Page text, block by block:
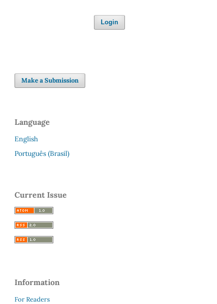
Login
Make a Submission
Language
English
Português (Brasil)
Current Issue
Information
For Readers